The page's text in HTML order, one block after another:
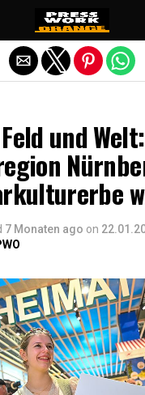
und Welt:
7 Monaten ago on
mobile Version